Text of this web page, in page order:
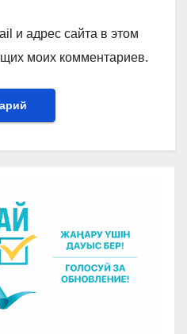
и адрес сайта в этом
моих комментариев.